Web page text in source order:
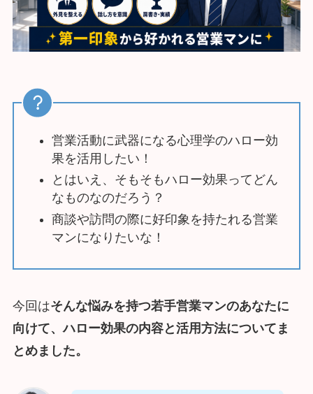
営業活動に武器になる心理学のハロー効
果を活用したい！
とはいえ、そもそもハロー効果ってどん
なものなのだろう？
商談や訪問の際に好印象を持たれる営業
マンになりたいな！
今回はそんな悩みを持つ若手営業マンのあなたに
向けて、ハロー効果の内容と活用方法についてま
とめました。